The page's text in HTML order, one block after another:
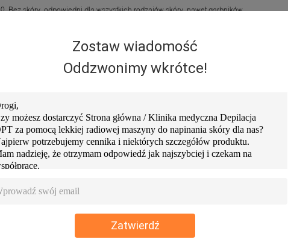
Zostaw wiadomość
Oddzwonimy wkrótce!
Zatwierdź
Bez skóry, odpowiedni dla wszystkich rodzajów skóry, nawet garbników.
oznacza Super Hair Removal, technologię trwałego usuwania włosów, która
laserową i zalety metody pulsującego światła, osiągając praktycznie
były trudne, a nawet niemożliwe do usunięcia, można teraz leczyć. „In Motion”
pomocą lekkiej technologii. Zabieg jest przyjemniejszy niż w przypadku
działa SHR?
to rewolucyjne podejście, które polega na bombardowaniu skóry dużą ilością
ale przy niskich dżulach, delikatnie podgrzewa mieszek włosowy do
niektórzy klienci porównują go do ciepłego masażu. SHR wykorzystuje
zawsze porusza się po skórze.